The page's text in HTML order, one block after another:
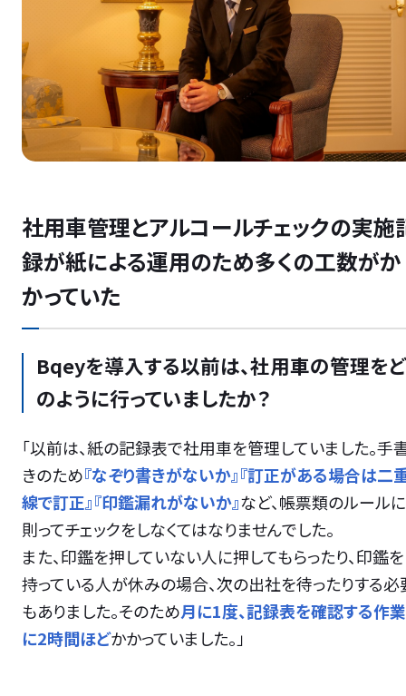
社用車管理とアルコールチェックの実施
録が紙による運用のため多くの工数がか
かっていた
Bqeyを導入する以前は、社用車の管理をど
のように行っていましたか？
「以前は、紙の記録表で社用車を管理していました。手
きのため『なぞり書きがないか』『訂正がある場合は二
線で訂正』『印鑑漏れがないか』など、帳票類のルールに
則ってチェックをしなくてはなりませんでした。
また、印鑑を押していない人に押してもらったり、印鑑を
持っている人が休みの場合、次の出社を待ったりする必
もありました。そのため月に1度、記録表を確認する作業
に2時間ほどかかっていました。」